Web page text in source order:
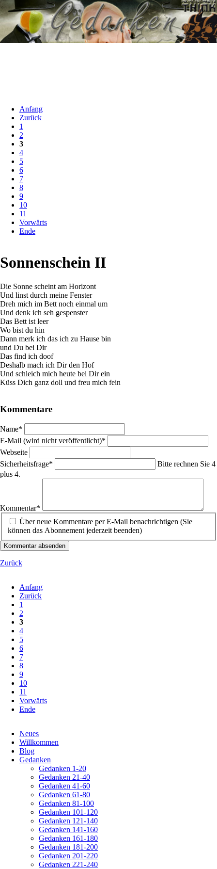
Anfang
Zurück
1
2
3
4
5
6
7
8
9
10
11
Vorwärts
Ende
Sonnenschein II
Die Sonne scheint am Horizont
Und linst durch meine Fenster
Dreh mich im Bett noch einmal um
Und denk ich seh gespenster
Das Bett ist leer
Wo bist du hin
Dann merk ich das ich zu Hause bin
und Du bei Dir
Das find ich doof
Deshalb mach ich Dir den Hof
Und schleich mich heute bei Dir ein
Küss Dich ganz doll und freu mich fein
Kommentare
Pflichtfeld
Name*
Pflichtfeld
E-Mail (wird nicht veröffentlicht)*
Webseite
Pflichtfeld
Sicherheitsfrage*
Bitte rechnen Sie 4
plus 4.
Kommentar*
Über neue Kommentare per E-Mail benachrichtigen (Sie
können das Abonnement jederzeit beenden)
Kommentar absenden
Zurück
Anfang
Zurück
1
2
3
4
5
6
7
8
9
10
11
Vorwärts
Ende
überspringen
Neues
Willkommen
Blog
Gedanken
Gedanken 1-20
Gedanken 21-40
Gedanken 41-60
Gedanken 61-80
Gedanken 81-100
Gedanken 101-120
Gedanken 121-140
Gedanken 141-160
Gedanken 161-180
Gedanken 181-200
Gedanken 201-220
Gedanken 221-240